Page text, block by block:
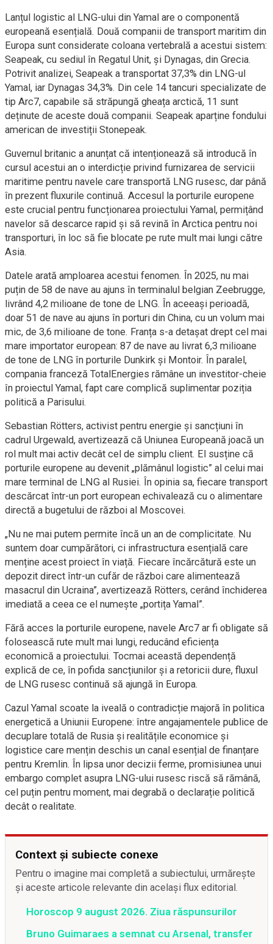
Lanțul logistic al LNG-ului din Yamal are o componentă
europeană esențială. Două companii de transport maritim din
Europa sunt considerate coloana vertebrală a acestui sistem:
Seapeak, cu sediul în Regatul Unit, și Dynagas, din Grecia.
Potrivit analizei, Seapeak a transportat 37,3% din LNG-ul
Yamal, iar Dynagas 34,3%. Din cele 14 tancuri specializate de
tip Arc7, capabile să străpungă gheața arctică, 11 sunt
deținute de aceste două companii. Seapeak aparține fondului
american de investiții Stonepeak.
Guvernul britanic a anunțat că intenționează să introducă în
cursul acestui an o interdicție privind furnizarea de servicii
maritime pentru navele care transportă LNG rusesc, dar până
în prezent fluxurile continuă. Accesul la porturile europene
este crucial pentru funcționarea proiectului Yamal, permițând
navelor să descarce rapid și să revină în Arctica pentru noi
transporturi, în loc să fie blocate pe rute mult mai lungi către
Asia.
Datele arată amploarea acestui fenomen. În 2025, nu mai
puțin de 58 de nave au ajuns în terminalul belgian Zeebrugge,
livrând 4,2 milioane de tone de LNG. În aceeași perioadă,
doar 51 de nave au ajuns în porturi din China, cu un volum mai
mic, de 3,6 milioane de tone. Franța s-a detașat drept cel mai
mare importator european: 87 de nave au livrat 6,3 milioane
de tone de LNG în porturile Dunkirk și Montoir. În paralel,
compania franceză TotalEnergies rămâne un investitor-cheie
în proiectul Yamal, fapt care complică suplimentar poziția
politică a Parisului.
Sebastian Rötters, activist pentru energie și sancțiuni în
cadrul Urgewald, avertizează că Uniunea Europeană joacă un
rol mult mai activ decât cel de simplu client. El susține că
porturile europene au devenit „plămânul logistic” al celui mai
mare terminal de LNG al Rusiei. În opinia sa, fiecare transport
descărcat într-un port european echivalează cu o alimentare
directă a bugetului de război al Moscovei.
„Nu ne mai putem permite încă un an de complicitate. Nu
suntem doar cumpărători, ci infrastructura esențială care
menține acest proiect în viață. Fiecare încărcătură este un
depozit direct într-un cufăr de război care alimentează
masacrul din Ucraina”, avertizează Rötters, cerând închiderea
imediată a ceea ce el numește „portița Yamal”.
Fără acces la porturile europene, navele Arc7 ar fi obligate să
folosească rute mult mai lungi, reducând eficiența
economică a proiectului. Tocmai această dependență
explică de ce, în pofida sancțiunilor și a retoricii dure, fluxul
de LNG rusesc continuă să ajungă în Europa.
Cazul Yamal scoate la iveală o contradicție majoră în politica
energetică a Uniunii Europene: între angajamentele publice de
decuplare totală de Rusia și realitățile economice și
logistice care mențin deschis un canal esențial de finanțare
pentru Kremlin. În lipsa unor decizii ferme, promisiunea unui
embargo complet asupra LNG-ului rusesc riscă să rămână,
cel puțin pentru moment, mai degrabă o declarație politică
decât o realitate.
Context și subiecte conexe
Pentru o imagine mai completă a subiectului, urmărește
și aceste articole relevante din același flux editorial.
Horoscop 9 august 2026. Ziua răspunsurilor
Bruno Guimaraes a semnat cu Arsenal, transfer